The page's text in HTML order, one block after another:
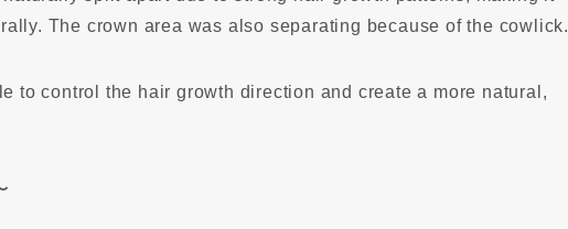
The crown area was also separating because of the cowlick.
to control the hair growth direction and create a more natural,